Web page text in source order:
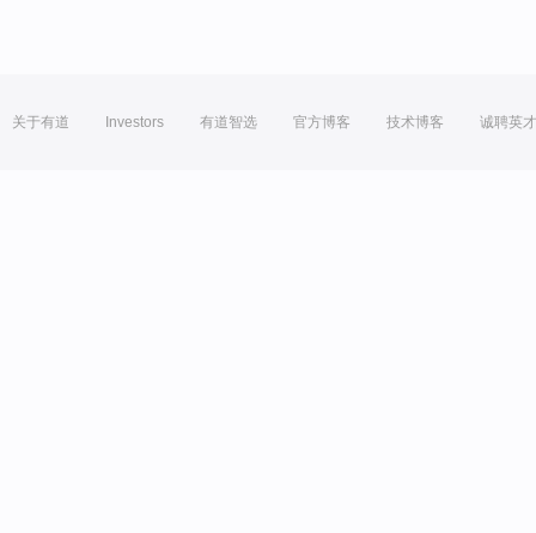
关于有道 Investors 有道智选 官方博客 技术博客 诚聘英才